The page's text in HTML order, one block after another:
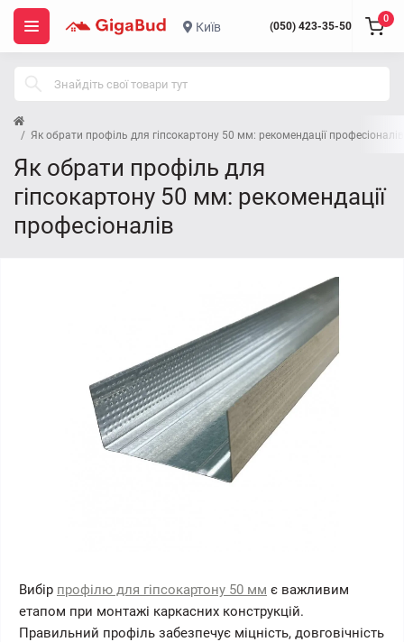
Київ (050) 423-35-50
0
Як обрати профіль для гіпсокартону 50 мм: рекомендації професіоналів
Як обрати профіль для
гіпсокартону 50 мм: рекомендації
професіоналів
Вибір профілю для гіпсокартону 50 мм є важливим
етапом при монтажі каркасних конструкцій.
Правильний профіль забезпечує міцність, довговічність